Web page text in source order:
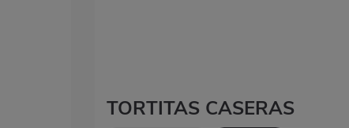
TORTITAS CASERAS